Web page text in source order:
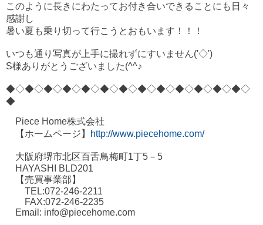
このように長きにわたってお付き合いできることにも日々
感謝し
暑い夏も乗り切って行こうとおもいます！！！
いつも通り 写真が上手に撮れずにすいません('◇')ゞ
S様ありがとうございました(^^♪
◆◇◆◇◆◇◆◇◆◇◆◇◆◇◆◇◆◇◆◇◆◇◆◇◆◇
◆
Piece Home株式会社
【ホームページ】
http://www.piecehome.com/
大阪府堺市北区百舌鳥梅町1丁5－5
HAYASHI BLD201
【売買事業部】
TEL:072-246-2211
FAX:072-246-2235
Email: info@piecehome.com